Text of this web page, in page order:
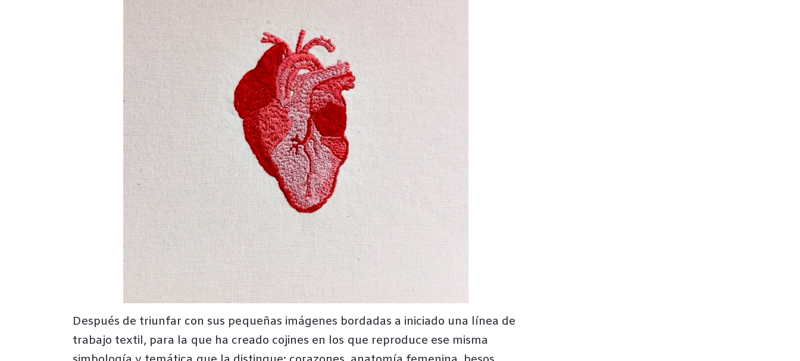
Después de triunfar con sus pequeñas imágenes bordadas a iniciado una línea de
trabajo textil, para la que ha creado cojines en los que reproduce ese misma